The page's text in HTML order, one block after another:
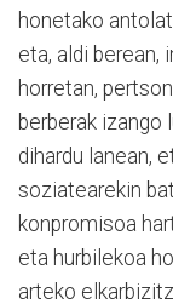
honetako
eta, aldi berean,
horretan,
berberak izango
dihardu lanean,
soziatearekin
konpromisoa
eta hurbilekoa
arteko